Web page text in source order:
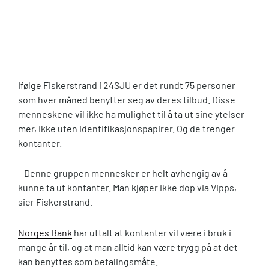
Ifølge Fiskerstrand i 24SJU er det rundt 75 personer
som hver måned benytter seg av deres tilbud. Disse
menneskene vil ikke ha mulighet til å ta ut sine ytelser
mer, ikke uten identifikasjonspapirer. Og de trenger
kontanter.
– Denne gruppen mennesker er helt avhengig av å
kunne ta ut kontanter. Man kjøper ikke dop via Vipps,
sier Fiskerstrand.
Norges Bank har uttalt at kontanter vil være i bruk i
mange år til, og at man alltid kan være trygg på at det
kan benyttes som betalingsmåte.